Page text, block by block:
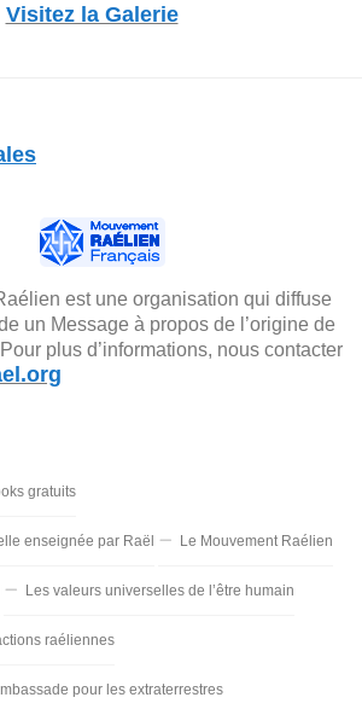
Visitez la Galerie
est une organisation qui diffuse
un Message à propos de l’origine de
plus d’informations, nous contacter
gratuits
enseignée par Raël Le Mouvement Raélien
Les valeurs universelles de l’être humain
raéliennes
pour les extraterrestres